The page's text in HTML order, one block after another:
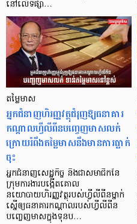
នៅលើទីផ្សា…
តម្លៃមាស
អ្នកជំនាញហិរញ្ញវត្ថុជំរុញឱ្យធនាគារ
កណ្តាលហ្វីលីពីនបញ្ចេញមាសលក់
ក្រោយរំពឹងតម្លៃមាសនឹងមានការធ្លាក់
ចុះ
អ្នកជំនាញសេដ្ឋកិច្ច និងជាសមាជិកនៃ
ក្រុមការងារបង្កើតគោល
នយោបាយហិរញ្ញវត្ថុរបស់ហ្វីលីពីនម្នាក់
ស្នើឲ្យធនាគារកណ្តាលរបស់ហ្វីលីពីន
បញ្ចេញមាសក្នុងទុនប…